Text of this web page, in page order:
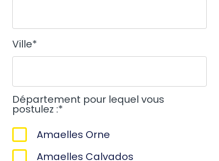
Ville*
Département pour lequel vous
postulez :*
Amaelles Orne
Amaelles Calvados